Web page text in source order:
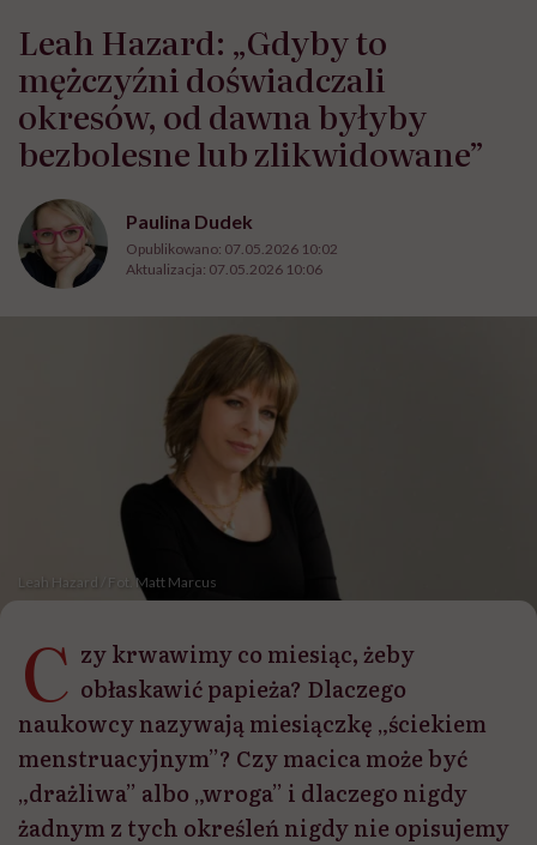
Leah Hazard: „Gdyby to
mężczyźni doświadczali
okresów, od dawna byłyby
bezbolesne lub zlikwidowane”
Paulina Dudek
Opublikowano: 07.05.2026 10:02
Aktualizacja: 07.05.2026 10:06
Leah Hazard / Fot. Matt Marcus
C zy krwawimy co miesiąc, żeby
obłaskawić papieża? Dlaczego
naukowcy nazywają miesiączkę „ściekiem
menstruacyjnym”? Czy macica może być
„drażliwa” albo „wroga” i dlaczego nigdy
żadnym z tych określeń nigdy nie opisujemy